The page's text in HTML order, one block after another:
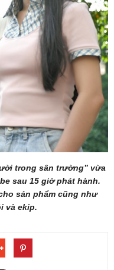
trong sân trường” vừa
sau 15 giờ phát hành.
sản phẩm cũng như
và ekip.